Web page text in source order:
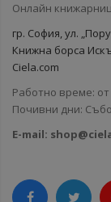
Онлайн
гр. София, ул.
Книжна борса
Ciela.com
Работно време:
Почивни дни:
E-mail: